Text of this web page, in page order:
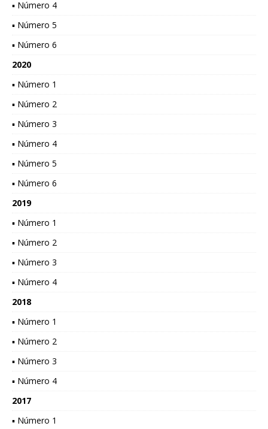
▪ Número 4
▪ Número 5
▪ Número 6
2020
▪ Número 1
▪ Número 2
▪ Número 3
▪ Número 4
▪ Número 5
▪ Número 6
2019
▪ Número 1
▪ Número 2
▪ Número 3
▪ Número 4
2018
▪ Número 1
▪ Número 2
▪ Número 3
▪ Número 4
2017
▪ Número 1